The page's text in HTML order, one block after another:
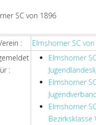
SC von 1896
:
Elmshorner SC
:
Elmshorner
Elmshorner
Elmshorner
Bezirksklasse